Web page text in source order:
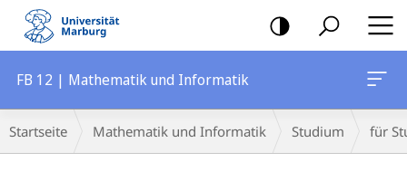
Mobile-
Navigation
FB 12 | Mathematik und Informatik
Breadcrumb-
Navigation
Startseite Mathematik und Informatik Studium für